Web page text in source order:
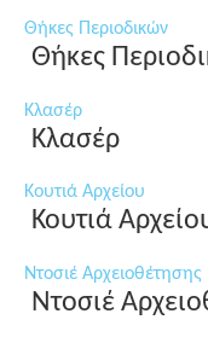
Θήκες Περιοδικών
Θήκες
Κλασέρ
Κλασέρ
Κουτιά Αρχείου
Κουτιά
Ντοσιέ Αρχειοθέτησης
Ντοσιέ